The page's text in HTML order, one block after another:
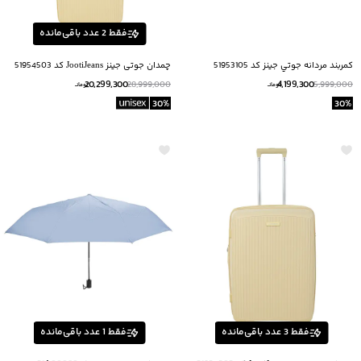
كمربند مردانه جوتي جينز كد 51953105
5,999,000
4,199,300تومانــ
30%
فقط2عدد باقی‌مانده
چمدان جوتی جینز JootiJeans کد 51954503
28,999,000
20,299,300تومانــ
30%
فقط3عدد باقی‌مانده فقط 1عدد باقی‌مانده